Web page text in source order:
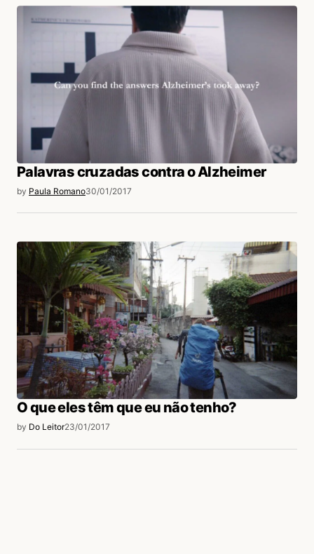
Palavras cruzadas contra o Alzheimer
by Paula Romano30/01/2017
O que eles têm que eu não tenho?
by Do Leitor23/01/2017